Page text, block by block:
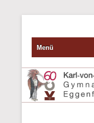
Primäres Menü
Zum Inhalt wechseln
Menü